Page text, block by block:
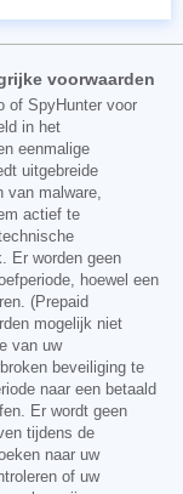
voorwaarden
of SpyHunter voor
in het
eenmalige
uitgebreide
malware,
actief te
Er worden geen
hoewel een
(Prepaid
mogelijk niet
van uw
beveiliging te
naar een betaald
Er wordt geen
tijdens de
naar uw
of uw